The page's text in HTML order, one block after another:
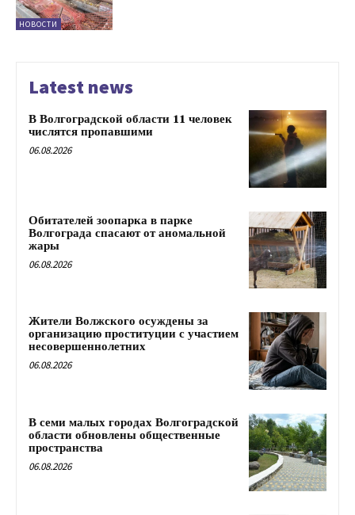
НОВОСТИ
Latest news
В Волгоградской области 11 человек
числятся пропавшими
06.08.2026
Обитателей зоопарка в парке
Волгограда спасают от аномальной
жары
06.08.2026
Жители Волжского осуждены за
организацию проституции с участием
несовершеннолетних
06.08.2026
В семи малых городах Волгоградской
области обновлены общественные
пространства
06.08.2026